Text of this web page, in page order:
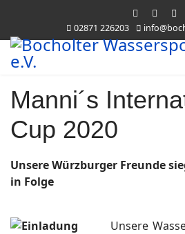
02871 226203
Manni´s
Cup 2020
Unsere Würzburger Freunde
in Folge
Unsere